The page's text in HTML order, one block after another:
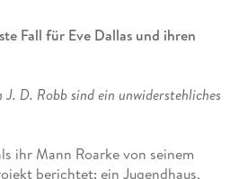
Fall für Eve Dallas und ihren
D. Robb sind ein unwiderstehliches
ihr Mann Roarke von seinem
berichtet: ein Jugendhaus,